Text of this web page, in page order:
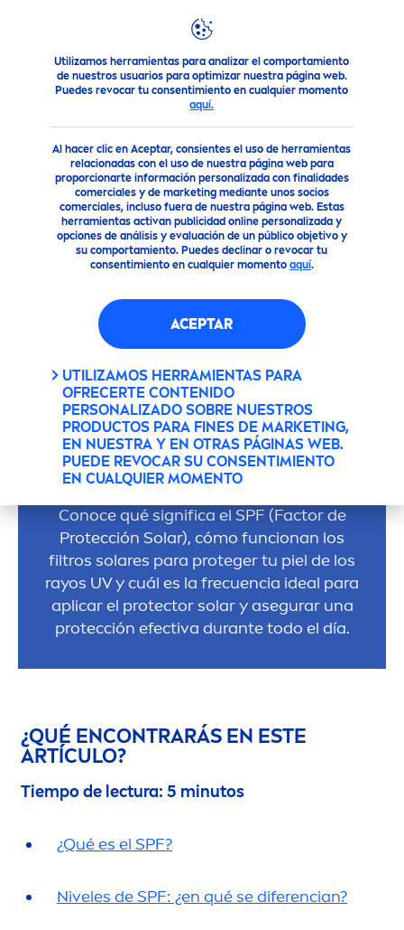
Utilizamos herramientas para analizar el comportamiento
de nuestros usuarios para optimizar nuestra página web.
Puedes revocar tu consentimiento en cualquier momento
aquí.
Al hacer clic en Aceptar, consientes el uso de herramientas
relacionadas con el uso de nuestra página web para
proporcionarte información personalizada con finalidades
comerciales y de marketing mediante unos socios
comerciales, incluso fuera de nuestra página web. Estas
herramientas activan publicidad online personalizada y
opciones de análisis y evaluación de un público objetivo y
su comportamiento. Puedes declinar o revocar tu
consentimiento en cualquier momento aquí.
ACEPTAR
UTILIZAMOS HERRAMIENTAS PARA
OFRECERTE CONTENIDO
PERSONALIZADO SOBRE NUESTROS
PRODUCTOS PARA FINES DE MARKETING,
EN NUESTRA Y EN OTRAS PÁGINAS WEB.
PUEDE REVOCAR SU CONSENTIMIENTO
EN CUALQUIER MOMENTO
Consejo Protección Solar ¿Qué es el SPF y cada cuánto
¿QUÉ ES EL SPF Y CADA
CUÁNTO DEBES
APLICARLO?
Conoce qué significa el SPF (Factor de
Protección Solar), cómo funcionan los
filtros solares para proteger tu piel de los
rayos UV y cuál es la frecuencia ideal para
aplicar el protector solar y asegurar una
protección efectiva durante todo el día.
¿QUÉ ENCONTRARÁS EN ESTE
ARTÍCULO?
Tiempo de lectura: 5 minutos
¿Qué es el SPF?
Niveles de SPF: ¿en qué se diferencian?